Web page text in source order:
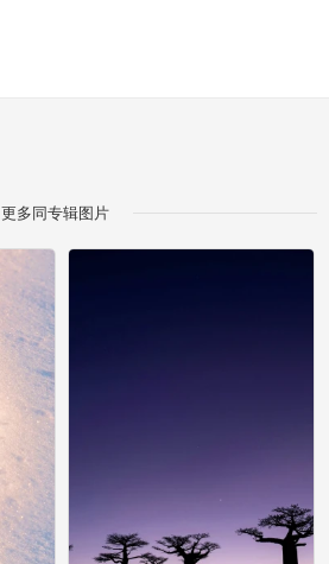
更多同专辑图片